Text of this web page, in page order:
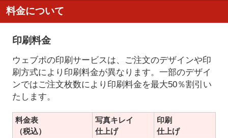
料金について
印刷料金
ウェブポの印刷サービスは、ご注文のデザインや印
刷方式により印刷料金が異なります。一部のデザイ
ンではご注文枚数により印刷料金を最大50％割引い
たします。
料金表
（税込）
写真キレイ
仕上げ
印刷
仕上げ